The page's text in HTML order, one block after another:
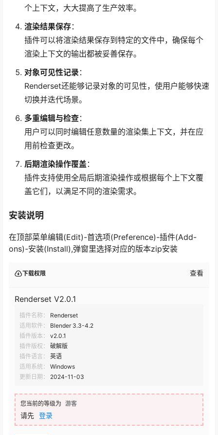
个上下文，大大提高了生产效率。
渲染结果保存：
插件可以将渲染结果保存到特定的文件中，确保每个
渲染上下文的输出都被妥善保存。
对象可见性记录 ：
Renderset还能够记录对象的可见性，使用户能够快速
切换并迭代场景。
多重编辑与检查：
用户可以同时编辑任意数量的渲染集上下文，并在应
用前检查更改。
后期渲染操作覆盖 ：
插件支持使用全局后期渲染操作或根据每个上下文覆
盖它们，以满足不同的渲染需求。
安装说明
在顶部菜单编辑(Edit)-首选项(Preference)-插件(Add-
ons)-安装(Install),弹窗里选择对应的版本zip安装
下载权限 查看
Renderset V2.0.1
插件名称：
Renderset
适用软件：
Blender 3.3-4.2
插件版本：
v2.0.1
插件版权：
破解版
插件语言：
英语
适用系统：
Windows
更新日期：
2024-11-03
您当前的等级为 游客
请先 登录